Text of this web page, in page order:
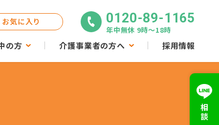
の方 介護事業者の方へ 採用情報
お気に入り 0120-89-1165
年中無休 9時〜18時
相談